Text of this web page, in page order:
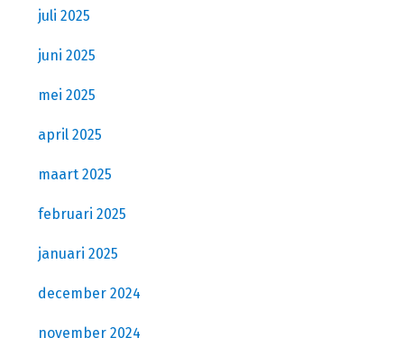
juli 2025
juni 2025
mei 2025
april 2025
maart 2025
februari 2025
januari 2025
december 2024
november 2024